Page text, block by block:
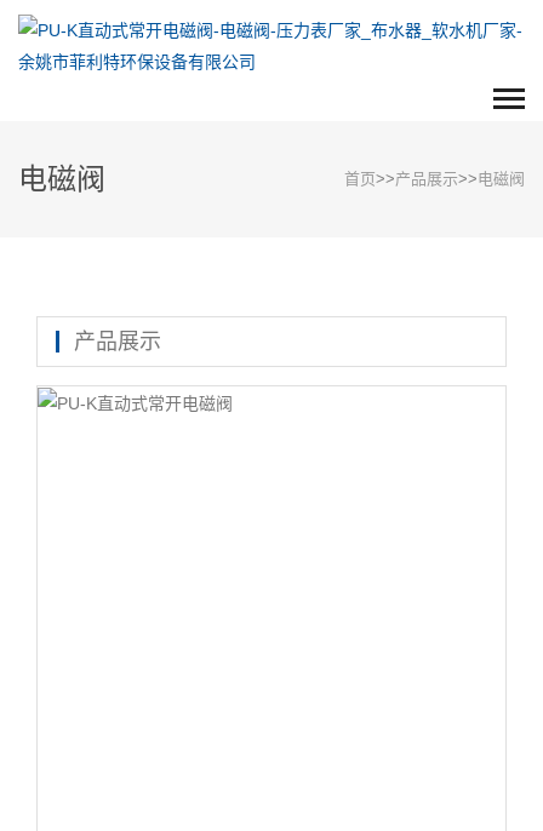
电磁阀 首页>>产品展示>>电磁阀
产品展示